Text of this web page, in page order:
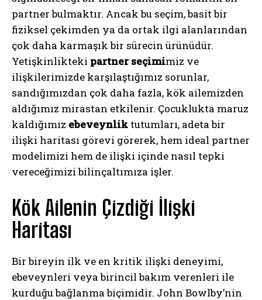
partner bulmaktır. Ancak bu seçim, basit bir
fiziksel çekimden ya da ortak ilgi alanlarından
çok daha karmaşık bir sürecin ürünüdür.
Yetişkinlikteki partner seçimimiz ve
ilişkilerimizde karşılaştığımız sorunlar,
sandığımızdan çok daha fazla, kök ailemizden
aldığımız mirastan etkilenir. Çocuklukta maruz
kaldığımız ebeveynlik tutumları, adeta bir
ilişki haritası görevi görerek, hem ideal partner
modelimizi hem de ilişki içinde nasıl tepki
vereceğimizi bilinçaltımıza işler.
Kök Ailenin Çizdiği İlişki
Haritası
Bir bireyin ilk ve en kritik ilişki deneyimi,
ebeveynleri veya birincil bakım verenleri ile
kurduğu bağlanma biçimidir. John Bowlby’nin